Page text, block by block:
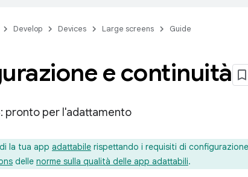
Develop Devices Large screens Guide
e continuità
pronto per l'adattamento
la tua app adattabile rispettando i requisiti di
delle norme sulla qualità delle app adattabili.